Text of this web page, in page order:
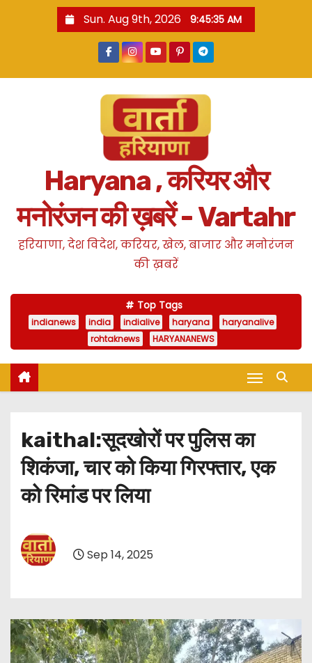
Sun. Aug 9th, 2026 9:45:36 AM
Haryana , करियर और
मनोरंजन की ख़बरें - Vartahr
हरियाणा, देश विदेश, करियर, खेल, बाजार और मनोरंजन
की ख़बरें
Top Tags
indianews india indialive haryana
haryanalive
rohtaknews
HARYANANEWS
kaithal:सूदखोरों पर पुलिस का
शिकंजा, चार को किया गिरफ्तार, एक
को रिमांड पर लिया
Sep 14, 2025